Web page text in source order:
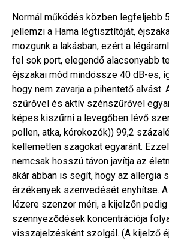
Normál működés közben legfeljebb
jellemzi a Hama légtisztítóját,
mozgunk a lakásban, ezért a
fel sok port, elegendő alacsonyabb
éjszakai mód mindössze 40 dB-es,
hogy nem zavarja a pihentető alvást.
szűrővel és aktív szénszűrővel
képes kiszűrni a levegőben lévő
pollen, atka, kórokozók)) 99,2
kellemetlen szagokat egyaránt.
nemcsak hosszú távon javítja az
akár abban is segít, hogy az allergia
érzékenyek szenvedését enyhítse.
lézere szenzor méri, a kijelzőn
szennyeződések koncentrációja
visszajelzésként szolgál. (A kijelző